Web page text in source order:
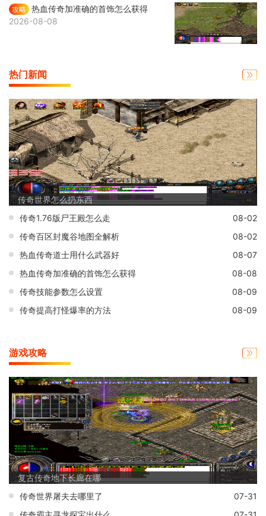
攻略 热血传奇加准确的首饰怎么获得
2026-08-08
热门新闻
传奇世界怎么扔东西
传奇1.76版尸王殿怎么走
08-02
传奇百区封魔谷地图全解析
08-02
热血传奇道士用什么武器好
08-07
热血传奇加准确的首饰怎么获得
08-08
传奇技能参数怎么设置
08-09
传奇提高打怪爆率的方法
08-09
游戏攻略
复古传奇地下长廊在哪
传奇世界屠夫去哪里了
07-31